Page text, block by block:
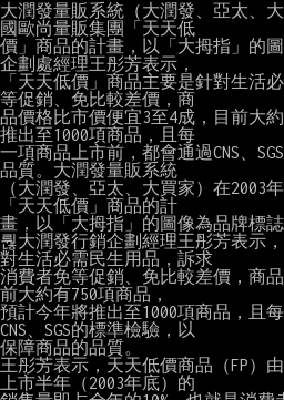
大潤發量販系統（大潤發、亞太、
國歐尚量販集團「天天低
價」商品的計畫，以「大拇指」的
企劃處經理王彤芳表示，
「天天低價」商品主要是針對生活
等促銷、免比較差價，商
品價格比市價便宜3至4成，目前大
推出至1000項商品，且每
一項商品上市前，都會通過CNS、
品質。大潤發量販系統
（大潤發、亞太、大買家）在2003
「天天低價」商品的計
畫，以「大拇指」的圖像為品牌標誌
뤊大潤發行銷企劃經理王彤芳表示
對生活必需民生用品，訴求
消費者免等促銷、免比較差價，商
前大約有750項商品，
預計今年將推出至1000項商品，且
CNS、SGS的標準檢驗，以
保障商品的品質。
王彤芳表示，天天低價商品（FP）
上市半年（2003年底）的